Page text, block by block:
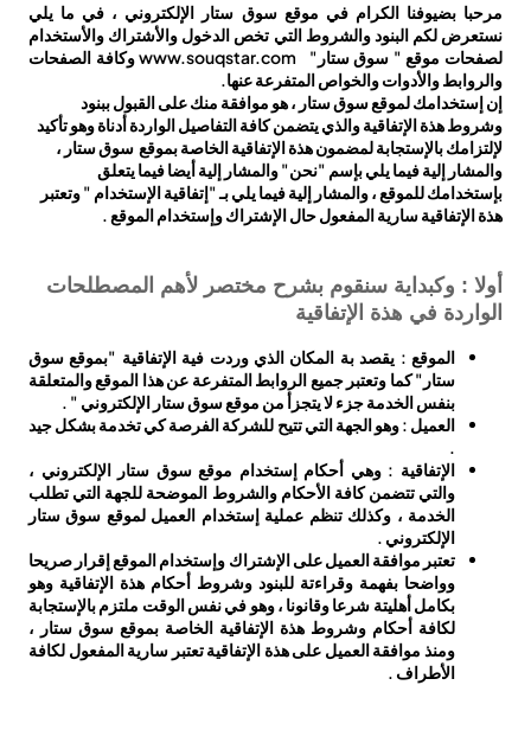
مرحبا بضيوفنا الكرام في موقع سوق ستار الإلكتروني ، في ما يلي
نستعرض لكم البنود والشروط التي تخص الدخول والأشتراك والأستخدام
لصفحات موقع " سوق ستار" www.souqstar.com وكافة الصفحات
والروابط والأدوات والخواص المتفرعة عنها.
إن إستخدامك لموقع سوق ستار ، هو موافقة منك على القبول ببنود
وشروط هذة الإتفاقية والذي يتضمن كافة التفاصيل الواردة أدناة وهو تأكيد
لإلتزامك بالإستجابة لمضمون هذة الإتفاقية الخاصة بموقع سوق ستار ،
والمشار إلية فيما يلي بإسم "نحن" والمشار إلية أيضا فيما يتعلق
بإستخدامك للموقع ، والمشار إلية فيما يلي بـ "إتفاقية الإستخدام " وتعتبر
هذة الإتفاقية سارية المفعول حال الإشتراك وإستخدام الموقع .
أولا : وكبداية سنقوم بشرح مختصر لأهم المصطلحات
الواردة في هذة الإتفاقية
الموقع : يقصد بة المكان الذي وردت فية الإتفاقية "بموقع سوق
ستار" كما وتعتبر جميع الروابط المتفرعة عن هذا الموقع والمتعلقة
بنفس الخدمة جزء لا يتجزأ من موقع سوق ستار الإلكتروني " .
العميل : وهو الجهة التي تتيح للشركة الفرصة كي تخدمة بشكل جيد
.
الإتفاقية : وهي أحكام إستخدام موقع سوق ستار الإلكتروني ،
والتي تتضمن كافة الأحكام والشروط الموضحة للجهة التي تطلب
الخدمة ، وكذلك تنظم عملية إستخدام العميل لموقع سوق ستار
الإلكتروني .
تعتبر موافقة العميل على الإشتراك وإستخدام الموقع إقرار صريحا
وواضحا بفهمة وقراءتة للبنود وشروط أحكام هذة الإتفاقية وهو
بكامل أهليتة شرعا وقانونا ، وهو في نفس الوقت ملتزم بالإستجابة
لكافة أحكام وشروط هذة الإتفاقية الخاصة بموقع سوق ستار ،
ومنذ موافقة العميل على هذة الإتفاقية تعتبر سارية المفعول لكافة
الأطراف .